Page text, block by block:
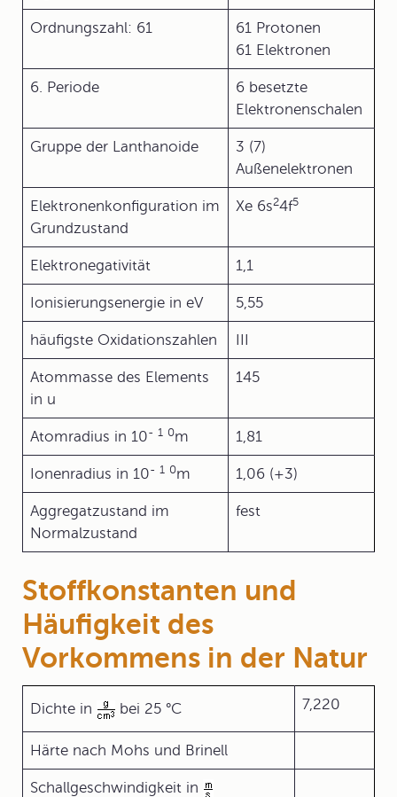
Ordnungszahl: 61
61 Protonen
61 Elektronen
6. Periode
6 besetzte
Elektronenschalen
Gruppe der Lanthanoide
3 (7)
Außenelektronen
Elektronenkonfiguration im
Grundzustand
Xe 6s24f5
Elektronegativität 1,1
Ionisierungsenergie in eV 5,55
häufigste Oxidationszahlen III
Atommasse des Elements
in u
145
Atomradius in 10- 1 0m 1,81
Ionenradius in 10- 1 0m 1,06 (+3)
Aggregatzustand im
Normalzustand
fest
Stoffkonstanten und
Häufigkeit des
Vorkommens in der Natur
Dichte in bei 25 °C 7,220
Härte nach Mohs und Brinell
Schallgeschwindigkeit in